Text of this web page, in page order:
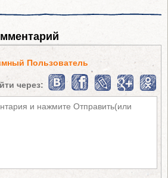
Пользователь
через: